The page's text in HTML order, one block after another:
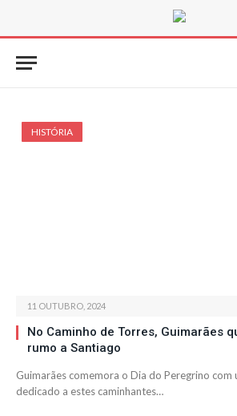
HISTÓRIA
11 OUTUBRO, 2024
No Caminho de Torres, Guimarães
rumo a Santiago
Guimarães comemora o Dia do Peregrino com
dedicado a estes caminhantes…